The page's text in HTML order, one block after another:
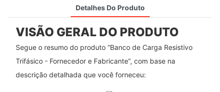
Detalhes Do Produto
VISÃO GERAL DO PRODUTO
Segue o resumo do produto “Banco de Carga Resistivo
Trifásico - Fornecedor e Fabricante”, com base na
descrição detalhada que você forneceu: